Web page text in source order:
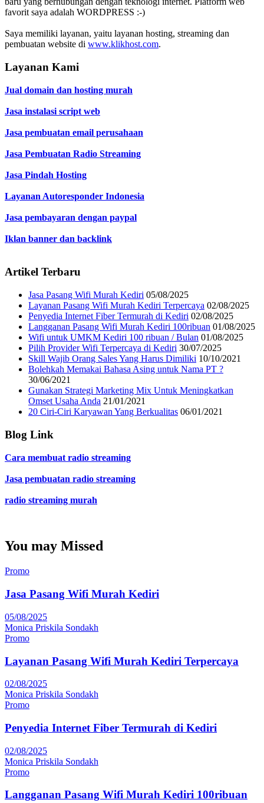
favorit saya adalah WORDPRESS :-)
Saya memiliki layanan, yaitu layanan hosting, streaming dan
pembuatan website di www.klikhost.com.
Layanan Kami
Jual domain dan hosting murah
Jasa instalasi script web
Jasa pembuatan email perusahaan
Jasa Pembuatan Radio Streaming
Jasa Pindah Hosting
Layanan Autoresponder Indonesia
Jasa pembayaran dengan paypal
Iklan banner dan backlink
Artikel Terbaru
Jasa Pasang Wifi Murah Kediri 05/08/2025
Layanan Pasang Wifi Murah Kediri Terpercaya 02/08/2025
Penyedia Internet Fiber Termurah di Kediri 02/08/2025
Langganan Pasang Wifi Murah Kediri 100ribuan 01/08/2025
Wifi untuk UMKM Kediri 100 ribuan / Bulan 01/08/2025
Pilih Provider Wifi Terpercaya di Kediri 30/07/2025
Skill Wajib Orang Sales Yang Harus Dimiliki 10/10/2021
Bolehkah Memakai Bahasa Asing untuk Nama PT ?
30/06/2021
Gunakan Strategi Marketing Mix Untuk Meningkatkan
Omset Usaha Anda 21/01/2021
20 Ciri-Ciri Karyawan Yang Berkualitas 06/01/2021
Blog Link
Cara membuat radio streaming
Jasa pembuatan radio streaming
radio streaming murah
You may Missed
Promo
Jasa Pasang Wifi Murah Kediri
05/08/2025
Monica Priskila Sondakh
Promo
Layanan Pasang Wifi Murah Kediri Terpercaya
02/08/2025
Monica Priskila Sondakh
Promo
Penyedia Internet Fiber Termurah di Kediri
02/08/2025
Monica Priskila Sondakh
Promo
Langganan Pasang Wifi Murah Kediri 100ribuan